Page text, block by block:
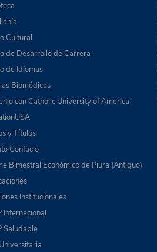
Cultural
de Desarrollo de Carrera
de Idiomas
Biomédicas
con Catholic University of America
y Títulos
Confucio
Bimestral Económico de Piura (Antiguo)
Institucionales
Internacional
Saludable